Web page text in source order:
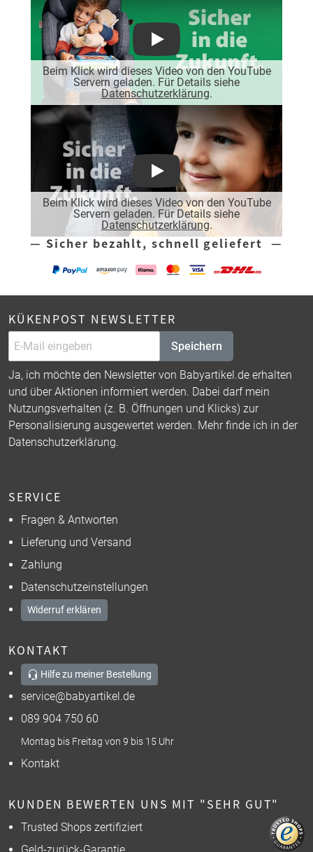
Beim Klick wird dieses Video von den YouTube
Servern geladen. Für Details siehe
Datenschutzerklärung.
Play
Beim Klick wird dieses Video von den YouTube
Servern geladen. Für Details siehe
Datenschutzerklärung.
Play
— Sicher bezahlt, schnell geliefert —
KÜKENPOST NEWSLETTER
Speichern
Ja, ich möchte den Newsletter von Babyartikel.de erhalten
und über Aktionen informiert werden. Dabei darf mein
Nutzungsverhalten (z. B. Öffnungen und Klicks) zur
Personalisierung ausgewertet werden. Mehr finde ich in der
Datenschutzerklärung.
SERVICE
Fragen & Antworten
Lieferung und Versand
Zahlung
Datenschutzeinstellungen
Widerruf erklären
KONTAKT
Hilfe zu meiner Bestellung
service@babyartikel.de
089 904 750 60
Montag bis Freitag von 9 bis 15 Uhr
Kontakt
KUNDEN BEWERTEN UNS MIT "SEHR GUT"
Trusted Shops zertifiziert
Geld-zurück-Garantie